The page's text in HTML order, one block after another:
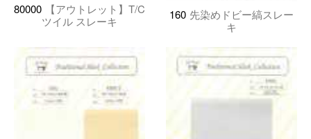
80000
【アウトレット】T/C
ツイル スレーキ
160 先染めドビー縞スレー
キ